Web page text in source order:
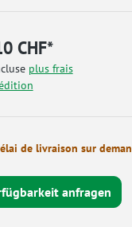
CHF*
plus frais
de livraison sur
anfragen